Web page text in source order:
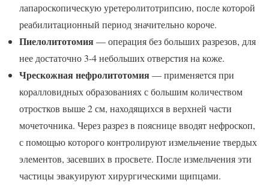
лапароскопическую уретеролитотрипсию, после которой
реабилитационный период значительно короче.
Пиелолитотомия— операция без больших разрезов, для
нее достаточно 3-4 небольших отверстия на коже.
Чрескожная нефролитотомия— применяется при
коралловидных образованиях с большим количеством
отростков выше 2 см, находящихся в верхней части
мочеточника. Через разрез в пояснице вводят нефроскоп,
с помощью которого контролируют измельчение твердых
элементов, засевших в просвете. После измельчения эти
частицы эвакуируют хирургическими щипцами.